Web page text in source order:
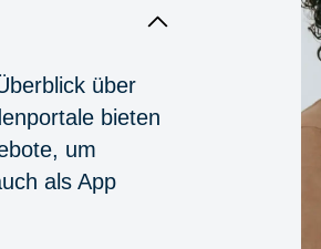
über
bieten
um
als App